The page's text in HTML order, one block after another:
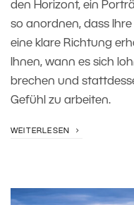
den Horizont, ein
so anordnen, dass
eine klare Richtung
Ihnen, wann es sich
brechen und
Gefühl zu arbeiten.
WEITERLESEN